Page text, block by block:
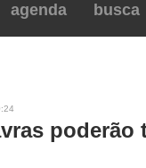
agenda busca
poderão